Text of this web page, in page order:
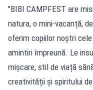
"BIBI CAMPFEST are
natura, o mini-vacanță,
oferim copiilor noștri
amintiri împreună. Le
mișcare, stil de viață
creativității și spiritului